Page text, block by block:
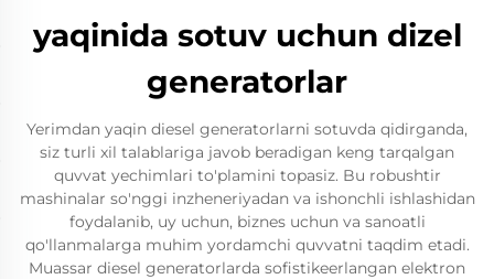
yaqinida sotuv uchun dizel
generatorlar
Yerimdan yaqin diesel generatorlarni sotuvda qidirganda,
siz turli xil talablariga javob beradigan keng tarqalgan
quvvat yechimlari to'plamini topasiz. Bu robushtir
mashinalar so'nggi inzheneriyadan va ishonchli ishlashidan
foydalanib, uy uchun, biznes uchun va sanoatli
qo'llanmalarga muhim yordamchi quvvatni taqdim etadi.
Muassar diesel generatorlarda sofistikeerlangan elektron